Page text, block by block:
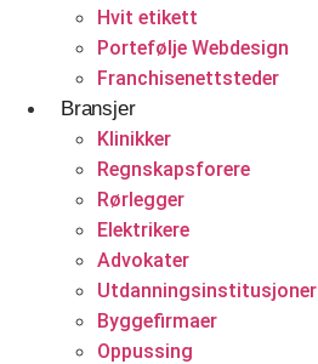
Hvit etikett
Portefølje Webdesign
Franchisenettsteder
Bransjer
Klinikker
Regnskapsforere
Rørlegger
Elektrikere
Advokater
Utdanningsinstitusjoner
Byggefirmaer
Oppussing
Nettdesignkonsulent
E-handelsløsning
Woocommerce Nettbutikk
Shopify utvikling
WooCommerce utvikling
Betjener
Klinikker